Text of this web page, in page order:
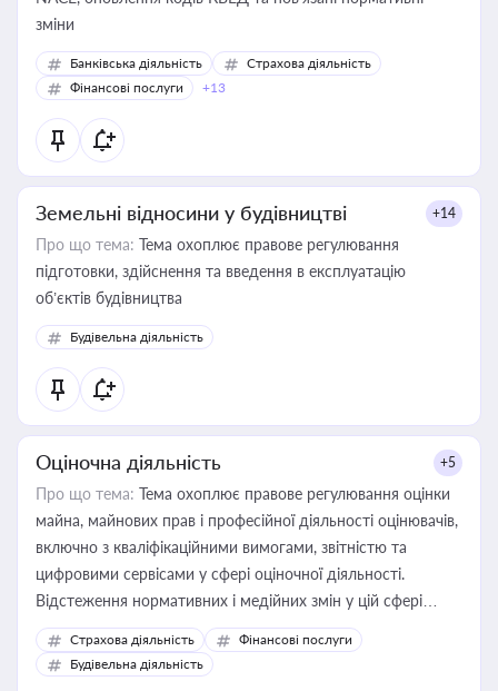
зміни
Банківська діяльність
Страхова діяльність
Фінансові послуги
+13
Земельні відносини у будівництві +14
Про що тема: Тема охоплює правове регулювання
підготовки, здійснення та введення в експлуатацію
об’єктів будівництва
Будівельна діяльність
Оціночна діяльність +5
Про що тема: Тема охоплює правове регулювання оцінки
майна, майнових прав і професійної діяльності оцінювачів,
включно з кваліфікаційними вимогами, звітністю та
цифровими сервісами у сфері оціночної діяльності.
Відстеження нормативних і медійних змін у цій сфері
корисне для власника бізнесу, керівника, юриста або
бухгалтера під час оподаткування, приватизації, оренди
державного майна, корпоративних угод і перевірки
Страхова діяльність
Фінансові послуги
Будівельна діяльність